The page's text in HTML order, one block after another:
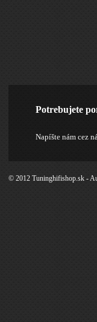
Potrebujete
Napíšte nám cez
© 2012 Tuninghifishop.sk -